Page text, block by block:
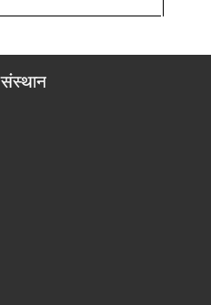
संस्थान